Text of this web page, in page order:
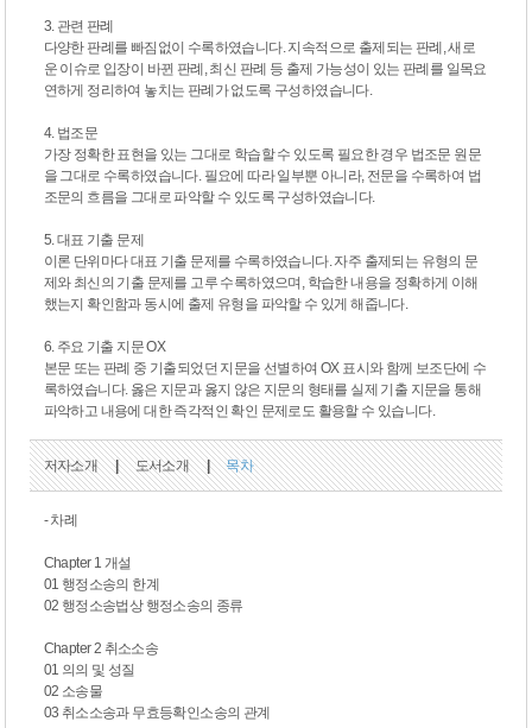
3. 관련 판례
다양한 판례를 빠짐없이 수록하였습니다. 지속적으로 출제되는 판례, 새로
운 이슈로 입장이 바뀐 판례, 최신 판례 등 출제 가능성이 있는 판례를 일목요
연하게 정리하여 놓치는 판례가 없도록 구성하였습니다.
4. 법조문
가장 정확한 표현을 있는 그대로 학습할 수 있도록 필요한 경우 법조문 원문
을 그대로 수록하였습니다. 필요에 따라 일부뿐 아니라, 전문을 수록하여 법
조문의 흐름을 그대로 파악할 수 있도록 구성하였습니다.
5. 대표 기출 문제
이론 단위마다 대표 기출 문제를 수록하였습니다. 자주 출제되는 유형의 문
제와 최신의 기출 문제를 고루 수록하였으며, 학습한 내용을 정확하게 이해
했는지 확인함과 동시에 출제 유형을 파악할 수 있게 해줍니다.
6. 주요 기출 지문 OX
본문 또는 판례 중 기출되었던 지문을 선별하여 OX 표시와 함께 보조단에 수
록하였습니다. 옳은 지문과 옳지 않은 지문의 형태를 실제 기출 지문을 통해
파악하고 내용에 대한 즉각적인 확인 문제로도 활용할 수 있습니다.
저자소개 | 도서소개 | 목차
- 차례
Chapter 1 개설
01 행정소송의 한계
02 행정소송법상 행정소송의 종류
Chapter 2 취소소송
01 의의 및 성질
02 소송물
03 취소소송과 무효등확인소송의 관계